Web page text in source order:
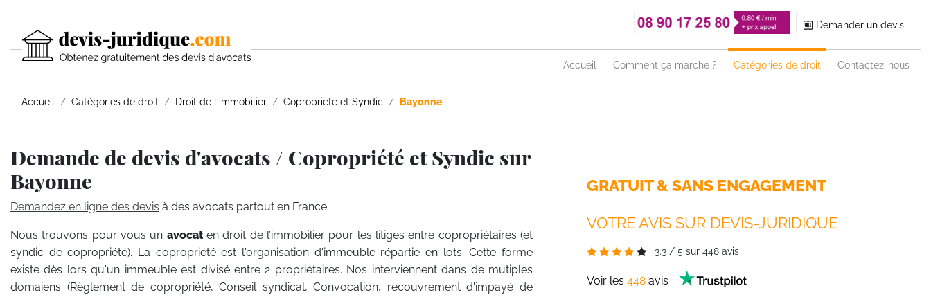
Demander un devis
Accueil Comment ça marche ? Catégories de droit Contactez-nous
Accueil Catégories de droit Droit de l'immobilier Copropriété et Syndic Bayonne
Demande de devis d'avocats / Copropriété et Syndic sur
Bayonne
Demandez en ligne des devis à des avocats partout en France.
Nous trouvons pour vous un avocaten droit de l’immobilier pour les litiges entre copropriétaires (et
syndic de copropriété). La copropriété est l'organisation d'immeuble répartie en lots. Cette forme
existe dès lors qu'un immeuble est divisé entre 2 propriétaires. Nos interviennent dans de mutiples
domaiens (Règlement de copropriété, Conseil syndical, Convocation, recouvrement d'impayé de
GRATUIT & SANS ENGAGEMENT
VOTRE AVIS SUR DEVIS-JURIDIQUE
3.3 / 5 sur 448 avis
Voir les 448 avis